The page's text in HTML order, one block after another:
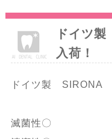
ドイツ
入荷！
ドイツ製 SIRONA
滅菌性〇